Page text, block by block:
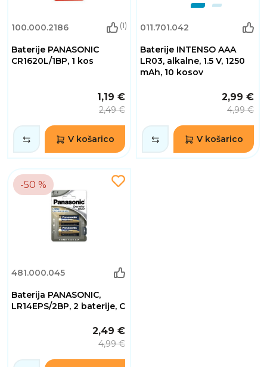
100.000.2186 (1)
Baterije PANASONIC
CR1620L/1BP, 1 kos
1,19 €
2,49 €
V košarico
011.701.042
Baterije INTENSO AAA
LR03, alkalne, 1.5 V, 1250
mAh, 10 kosov
2,99 €
4,99 €
V košarico
-50 %
481.000.045
Baterija PANASONIC,
LR14EPS/2BP, 2 baterije, C
2,49 €
4,99 €